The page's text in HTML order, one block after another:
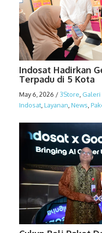
Indosat Hadirkan
Terpadu di 5 Kota
May 6, 2026 /3Store Galeri
Indosat Layanan News